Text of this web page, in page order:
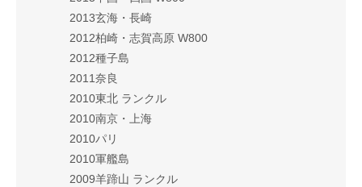
2013玄海・長崎
2012柏崎・志賀高原 W800
2012種子島
2011奈良
2010東北 ランクル
2010南京・上海
2010パリ
2010軍艦島
2009羊蹄山 ランクル